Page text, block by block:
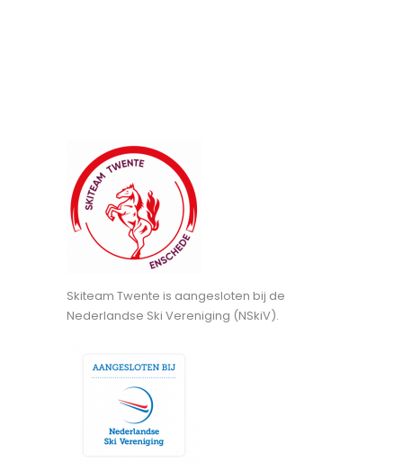
Skiteam Twente is aangesloten bij de
Nederlandse Ski Vereniging (NSkiV).